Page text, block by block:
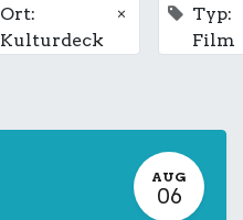
Ort:
Kulturdeck
×
Typ:
Film
AUG
06